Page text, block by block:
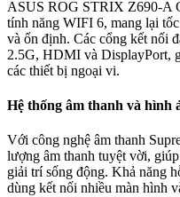
ASUS ROG STRIX Z690-A
tính năng WIFI 6, mang lại
và ổn định. Các cổng kết nối
2.5G, HDMI và DisplayPort,
các thiết bị ngoại vi.
Hệ thống âm thanh và hình
Với công nghệ âm thanh
lượng âm thanh tuyệt vời,
giải trí sống động. Khả năng
dùng kết nối nhiều màn hình